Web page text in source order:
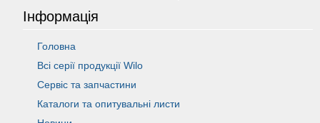
Інформація
Головна
Всі серії продукції Wilo
Сервіс та запчастини
Каталоги та опитувальні листи